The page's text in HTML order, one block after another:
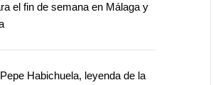
el fin de semana en Málaga y
Habichuela, leyenda de la